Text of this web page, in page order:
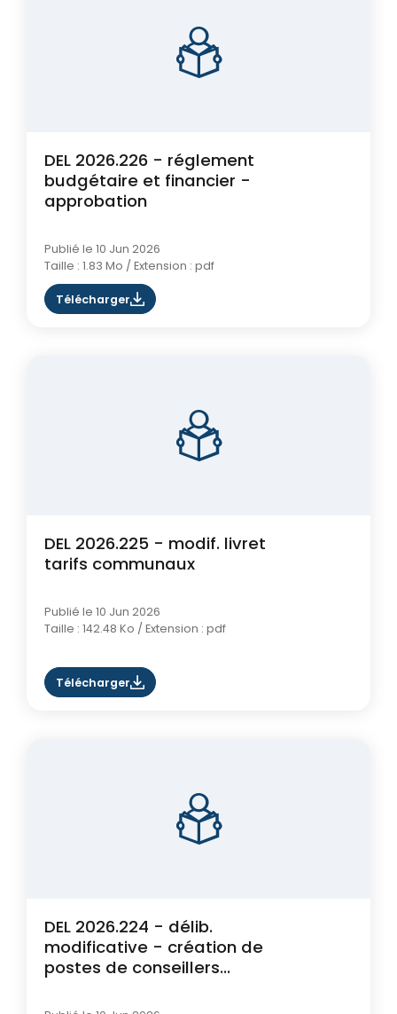
DEL 2026.226 - réglement
budgétaire et financier -
approbation
Publié le 10 Jun 2026
Taille : 1.83 Mo / Extension : pdf
Télécharger
DEL 2026.225 - modif. livret
tarifs communaux
Publié le 10 Jun 2026
Taille : 142.48 Ko / Extension : pdf
Télécharger
DEL 2026.224 - délib.
modificative - création de
postes de conseillers